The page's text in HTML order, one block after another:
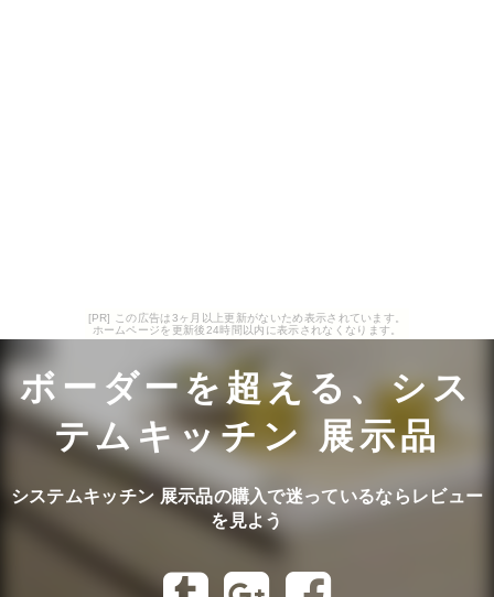
[PR] この広告は3ヶ月以上更新がないため表示されています。
ホームページを更新後24時間以内に表示されなくなります。
ボーダーを超える、シス
テムキッチン 展示品
システムキッチン 展示品の購入で迷っているならレビュー
を見よう